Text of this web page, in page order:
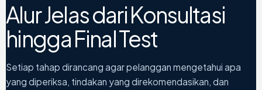
Alur Jelas dari Konsultasi
hingga Final Test
Setiap tahap dirancang agar pelanggan mengetahui apa
yang diperiksa, tindakan yang direkomendasikan, dan